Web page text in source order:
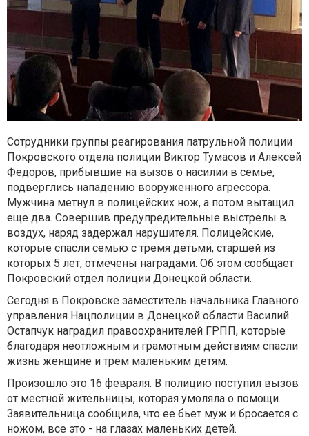
Сотрудники группы реагирования патрульной полиции
Покровского отдела полиции Виктор Тумасов и Алексей
Федоров, прибывшие на вызов о насилии в семье,
подверглись нападению вооруженного агрессора.
Мужчина метнул в полицейских нож, а потом вытащил
еще два. Совершив предупредительные выстрелы в
воздух, наряд задержал нарушителя. Полицейские,
которые спасли семью с тремя детьми, старшей из
которых 5 лет, отмечены наградами. Об этом сообщает
Покровский отдел полиции Донецкой области.
Сегодня в Покровске заместитель начальника Главного
управления Нацполиции в Донецкой области Василий
Остапчук наградил правоохранителей ГРПП, которые
благодаря неотложным и грамотным действиям спасли
жизнь женщине и трем маленьким детям.
Произошло это 16 февраля. В полицию поступил вызов
от местной жительницы, которая умоляла о помощи.
Заявительница сообщила, что ее бьет муж и бросается с
ножом, все это - на глазах маленьких детей.